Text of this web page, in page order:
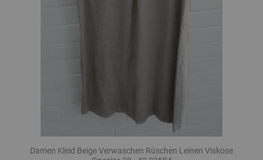
Damen Kleid Beige Verwaschen Rüschen Leinen Viskose